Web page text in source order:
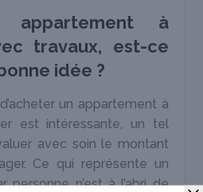
appartement à
travaux, est-ce
idée ?
un appartement à
est intéressante, un tel
avec soin le montant
Ce qui représente un
personne n’est à l’abri de